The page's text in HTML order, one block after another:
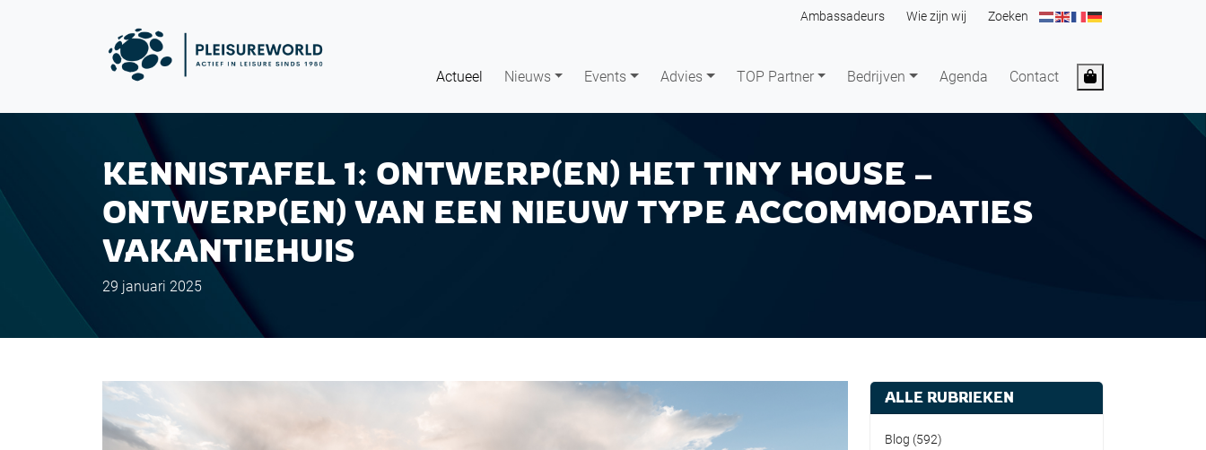
Ambassadeurs Wie zijn wij Zoeken
Actueel Nieuws Events Advies TOP Partner Bedrijven Agenda Contact Cart
KENNISTAFEL 1: ONTWERP(EN) HET TINY HOUSE –
ONTWERP(EN) VAN EEN NIEUW TYPE ACCOMMODATIES
VAKANTIEHUIS
29 januari 2025
ALLE RUBRIEKEN
Blog (592)